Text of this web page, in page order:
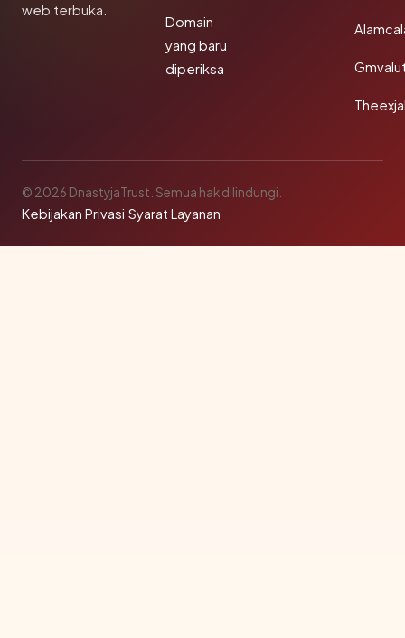
web terbuka.
Domain
yang baru
diperiksa
© 2026 DnastyjaTrust. Semua hak dilindungi.
Kebijakan Privasi·Syarat Layanan